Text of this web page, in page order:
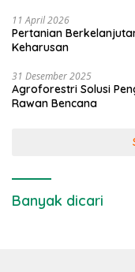
11 April 2026
Pertanian
Keharusan
31 Desember 2025
Agroforestri Solusi
Rawan Bencana
Banyak dicari